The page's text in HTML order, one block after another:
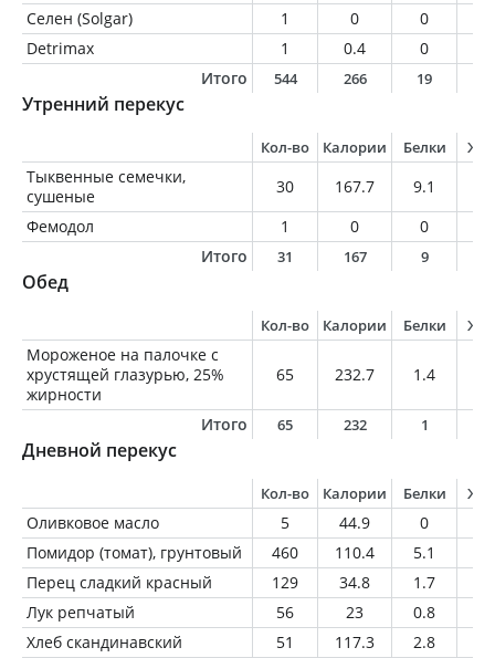
Селен (Solgar) 1 0 0
Detrimax
1 0.4 0
Итого
544 266 19
Утренний перекус
Кол-во Калории Белки
Тыквенные семечки,
сушеные
30 167.7 9.1
Фемодол
1 0 0
Итого
31 167 9
Обед
Кол-во Калории Белки
Мороженое на палочке с
хрустящей глазурью, 25%
жирности
65 232.7 1.4
Итого 65 232 1
Дневной перекус
Кол-во Калории Белки
Оливковое масло 5 44.9 0
Помидор (томат), грунтовый
460 110.4 5.1
Перец сладкий красный
129 34.8 1.7
Лук репчатый
56 23 0.8
Хлеб скандинавский
51 117.3 2.8